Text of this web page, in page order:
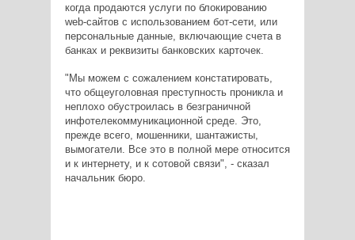
когда продаются услуги по блокированию
web-сайтов с использованием бот-сети, или
персональные данные, включающие счета в
банках и реквизиты банковских карточек.
"Мы можем с сожалением констатировать,
что общеуголовная преступность проникла и
неплохо обустроилась в безграничной
инфотелекоммуникационной среде. Это,
прежде всего, мошенники, шантажисты,
вымогатели. Все это в полной мере относится
и к интернету, и к сотовой связи", - сказал
начальник бюро.